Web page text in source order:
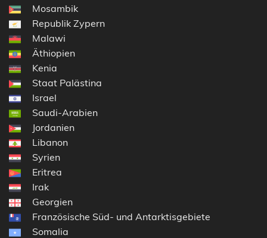
Mosambik
Republik Zypern
Malawi
Äthiopien
Kenia
Staat Palästina
Israel
Saudi-Arabien
Jordanien
Libanon
Syrien
Eritrea
Irak
Georgien
Französische Süd- und Antarktisgebiete
Somalia